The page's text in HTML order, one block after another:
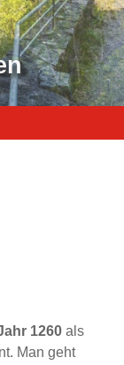
1260 als
Man geht